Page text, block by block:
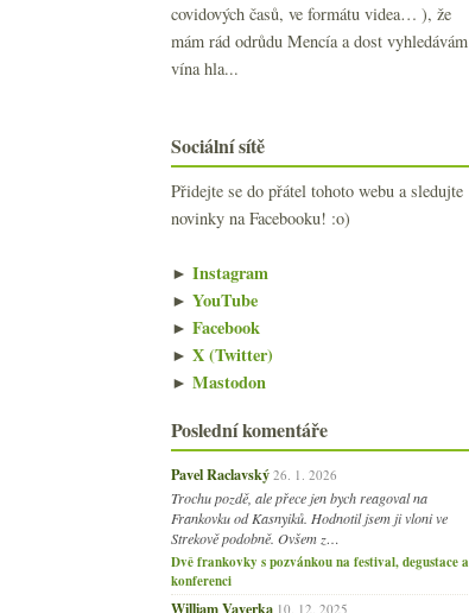
covidových časů, ve formátu videa… ), že
mám rád odrůdu Mencía a dost vyhledávám
vína hla...
Sociální sítě
Přidejte se do přátel tohoto webu a sledujte
novinky na Facebooku! :o)
► Instagram
► YouTube
► Facebook
► X (Twitter)
► Mastodon
Poslední komentáře
Pavel Raclavský 26. 1. 2026
Trochu pozdě, ale přece jen bych reagoval na
Frankovku od Kasnyiků. Hodnotil jsem ji vloni ve
Strekově podobně. Ovšem z…
Dvě frankovky s pozvánkou na festival, degustace a
konferenci
William Vaverka 10. 12. 2025